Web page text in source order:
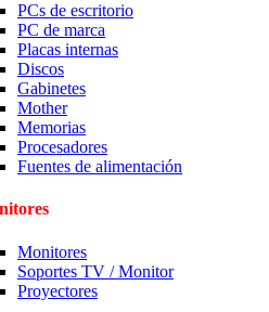
PCs de escritorio
PC de marca
Placas internas
Discos
Gabinetes
Mother
Memorias
Procesadores
Fuentes de alimentación
Monitores
Soportes TV / Monitor
Proyectores